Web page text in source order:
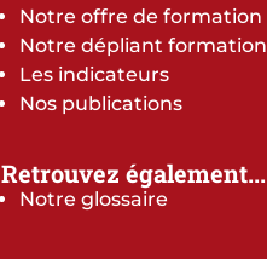
Notre offre de formation
Notre dépliant formation
Les indicateurs
Nos publications
Retrouvez également...
Notre glossaire